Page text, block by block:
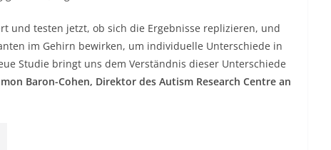
und testen jetzt, ob sich die Ergebnisse replizieren, und
im Gehirn bewirken, um individuelle Unterschiede in
Studie bringt uns dem Verständnis dieser Unterschiede
Baron-Cohen, Direktor des Autism Research Centre an